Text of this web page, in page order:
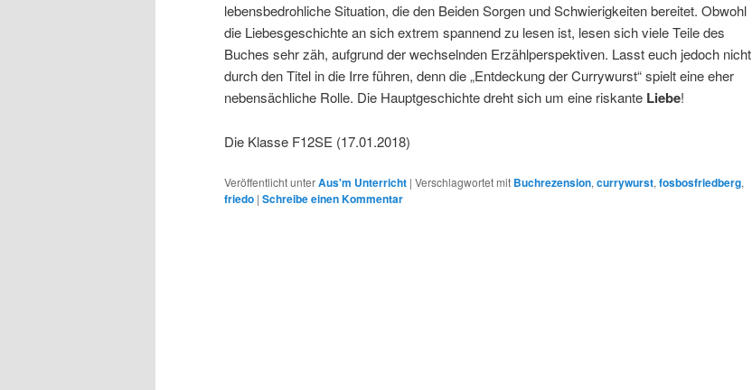
lebensbedrohliche Situation, die den Beiden Sorgen und Schwierigkeiten bereitet. Obwohl
die Liebesgeschichte an sich extrem spannend zu lesen ist, lesen sich viele Teile des
Buches sehr zäh, aufgrund der wechselnden Erzählperspektiven. Lasst euch jedoch nicht
durch den Titel in die Irre führen, denn die „Entdeckung der Currywurst“ spielt eine eher
nebensächliche Rolle. Die Hauptgeschichte dreht sich um eine riskante Liebe!
Die Klasse F12SE (17.01.2018)
Veröffentlicht unterAus'm Unterricht | Verschlagwortet mit Buchrezension, currywurst, fosbosfriedberg,
friedo | Schreibe einen Kommentar